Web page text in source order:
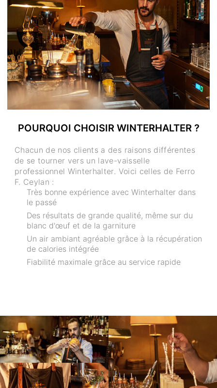
POURQUOI CHOISIR WINTERHALTER ?
Chacun de nos clients a des raisons différentes
de se tourner vers un lave-vaisselle
professionnel Winterhalter. Voici celles de Ferro
F. Ceylan :
Très bonne expérience avec Winterhalter dans
le passé
Des résultats de grande qualité, même sur du
blanc d'œuf et de la garniture
Un air ambiant agréable grâce à la récupération
de calories intégrée
Fiabilité maximale grâce au service rapide